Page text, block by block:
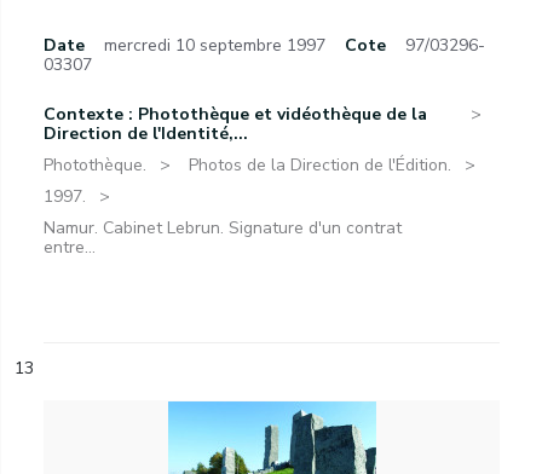
Date mercredi 10 septembre 1997 Cote
97/03296-
03307
Contexte : Photothèque et vidéothèque de la
Direction de l'Identité,...
Photothèque.
Photos de la Direction de l'Édition.
1997.
Namur. Cabinet Lebrun. Signature d'un contrat
entre...
13